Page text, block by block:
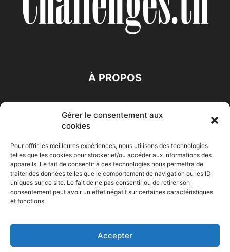
Gérer le consentement aux
cookies
Pour offrir les meilleures expériences, nous utilisons des technologies
telles que les cookies pour stocker et/ou accéder aux informations des
appareils. Le fait de consentir à ces technologies nous permettra de
traiter des données telles que le comportement de navigation ou les ID
uniques sur ce site. Le fait de ne pas consentir ou de retirer son
consentement peut avoir un effet négatif sur certaines caractéristiques
et fonctions.
Accepter
À PROPOS
Accueil Economie Entreprises Entrepreneur
Maghreb
© Challenges.tn By AAKOM.DIGITAL